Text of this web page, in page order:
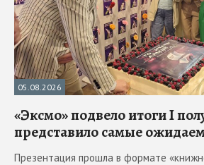
05.08.2026
«Эксмо» подвело итоги I
представило самые
Презентация прошла в формате